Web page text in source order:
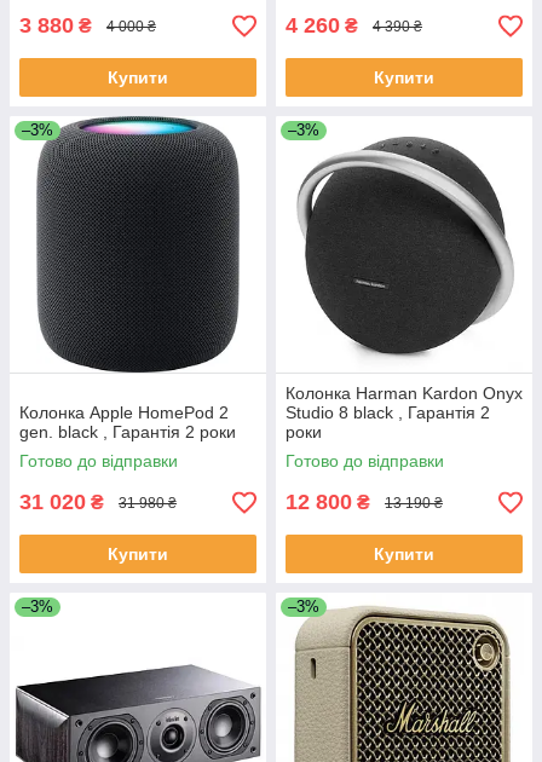
3 880 ₴ 4 000 ₴
Купити
4 260 ₴ 4 390 ₴
Купити
–3%
Колонка Apple HomePod 2
gen. black , Гарантія 2 роки
Готово до відправки
31 020 ₴ 31 980 ₴
Купити
–3%
Колонка Harman Kardon Onyx
Studio 8 black , Гарантія 2
роки
Готово до відправки
12 800 ₴ 13 190 ₴
Купити
–3% –3%